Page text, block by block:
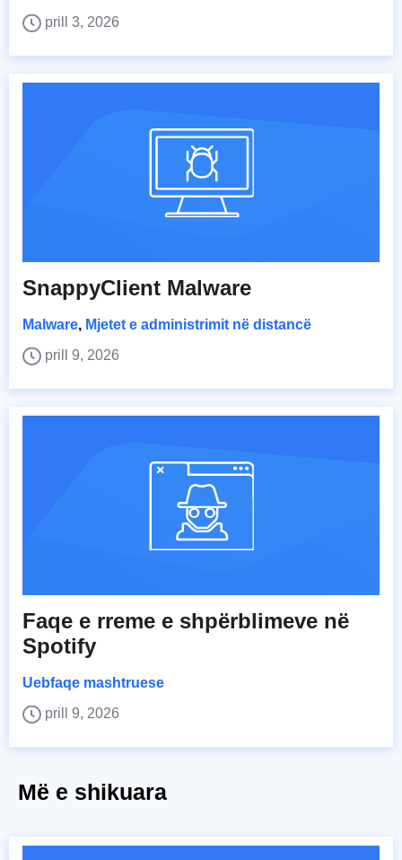
prill 3, 2026
SnappyClient Malware
Malware, Mjetet e administrimit në distancë
prill 9, 2026
Faqe e rreme e shpërblimeve në
Spotify
Uebfaqe mashtruese
prill 9, 2026
Më e shikuara